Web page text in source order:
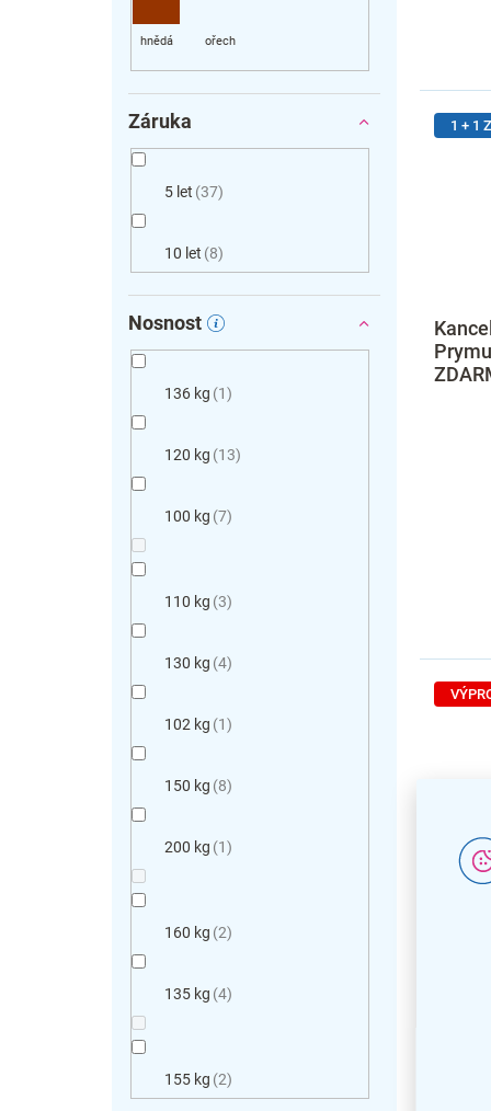
Záruka
5 let 37
10 let 8
Nosnost
136 kg 1
120 kg 13
100 kg 7
110 kg 3
130 kg 4
102 kg 1
150 kg 8
200 kg 1
160 kg 2
135 kg 4
155 kg 2
1 + 1